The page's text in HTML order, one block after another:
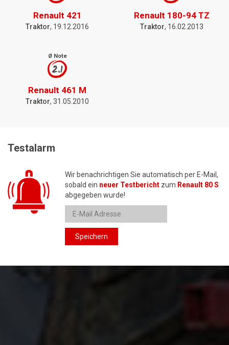
Renault 421
Traktor, 19.12.2016
Renault 180-94 TZ
Traktor, 16.02.2013
Ø Note
2.1
Renault 461 M
Traktor, 31.05.2010
Testalarm
Wir benachrichtigen Sie automatisch per E-Mail,
sobald ein neuer Testbericht zum Renault 80 S
abgegeben wurde!
Speichern